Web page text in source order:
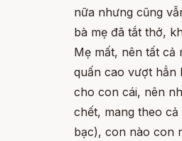
nữa nhưng cũng
bà mẹ đã tắt thở,
Mẹ mất, nên tất cả
quấn cao vượt hẳn
cho con cái, nên
chết, mang theo
bạc), con nào con